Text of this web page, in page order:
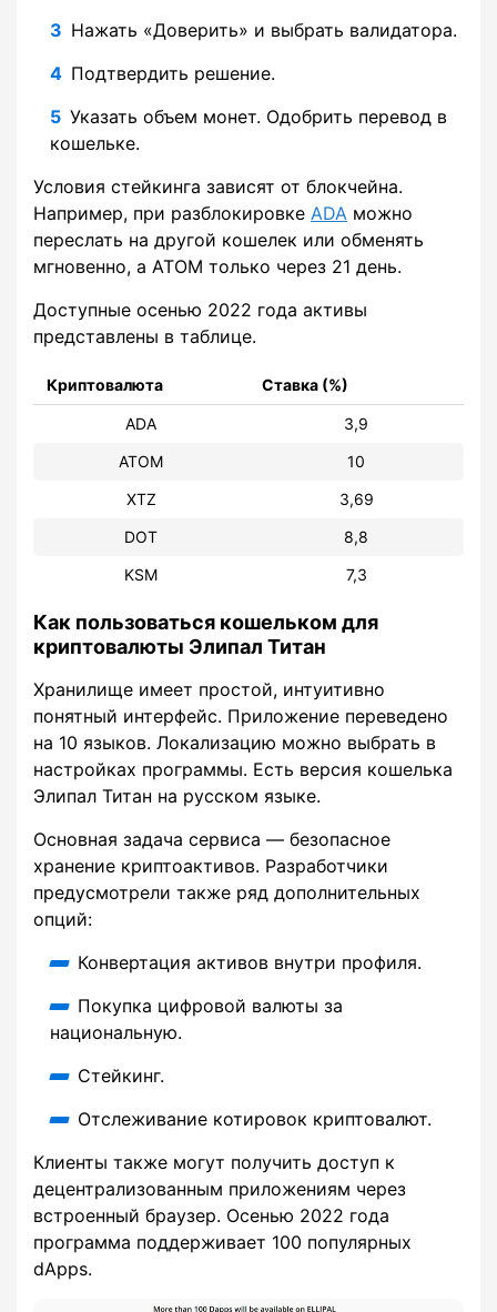
Нажать «Доверить» и выбрать валидатора.
Подтвердить решение.
Указать объем монет. Одобрить перевод в
кошельке.
Условия стейкинга зависят от блокчейна.
Например, при разблокировке ADA можно
переслать на другой кошелек или обменять
мгновенно, а ATOM только через 21 день.
Доступные осенью 2022 года активы
представлены в таблице.
Криптовалюта Ставка (%)
ADA
3,9
ATOM
10
XTZ
3,69
DOT
8,8
KSM
7,3
Как пользоваться кошельком для
криптовалюты Элипал Титан
Хранилище имеет простой, интуитивно
понятный интерфейс. Приложение переведено
на 10 языков. Локализацию можно выбрать в
настройках программы. Есть версия кошелька
Элипал Титан на русском языке.
Основная задача сервиса — безопасное
хранение криптоактивов. Разработчики
предусмотрели также ряд дополнительных
опций:
Конвертация активов внутри профиля.
Покупка цифровой валюты за
национальную.
Стейкинг.
Отслеживание котировок криптовалют.
Клиенты также могут получить доступ к
децентрализованным приложениям через
встроенный браузер. Осенью 2022 года
программа поддерживает 100 популярных
dApps.